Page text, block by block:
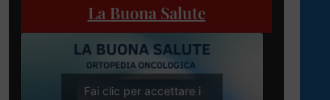
La Buona Salute
Fai clic per accettare i